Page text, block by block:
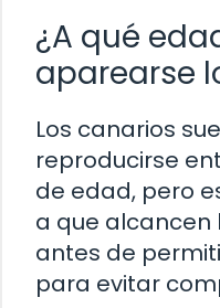
¿A qué
aparearse
Los canarios
reproducirse
de edad, pero
a que alcancen
antes de
para evitar